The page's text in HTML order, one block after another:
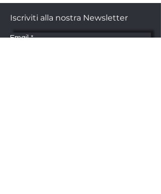
Iscriviti alla nostra Newsletter
Email *